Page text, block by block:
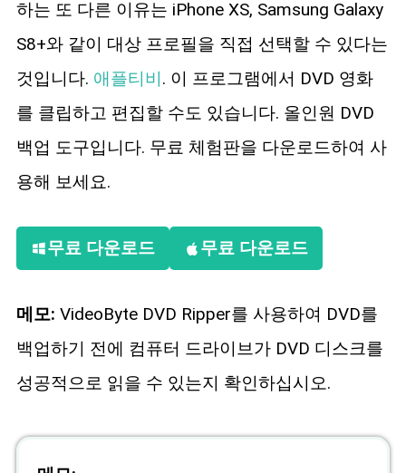
하는 또 다른 이유는 iPhone XS, Samsung Galaxy
S8+와 같이 대상 프로필을 직접 선택할 수 있다는
것입니다. 애플티비. 이 프로그램에서 DVD 영화
를 클립하고 편집할 수도 있습니다. 올인원 DVD
백업 도구입니다. 무료 체험판을 다운로드하여 사
용해 보세요.
무료 다운로드 무료 다운로드
메모: VideoByte DVD Ripper를 사용하여 DVD를
백업하기 전에 컴퓨터 드라이브가 DVD 디스크를
성공적으로 읽을 수 있는지 확인하십시오.